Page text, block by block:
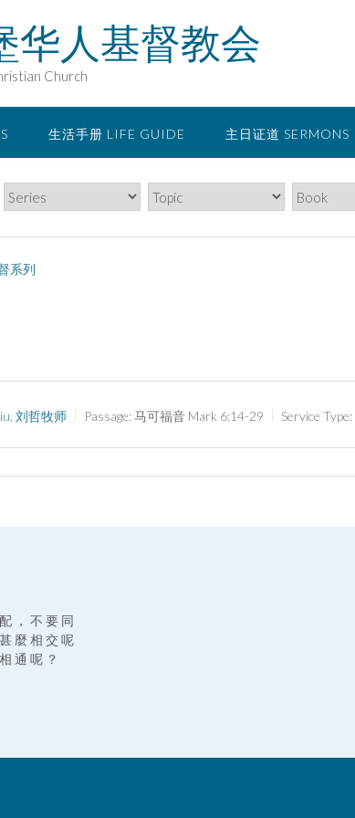
华人基督教会
Church
生活手册 LIFE GUIDE 主日证道 SERMONS
系列
刘哲牧师 Passage:马可福音 Mark 6:14-29 Service Type:
， 不 要 同
麼 相 交 呢
通 呢 ？